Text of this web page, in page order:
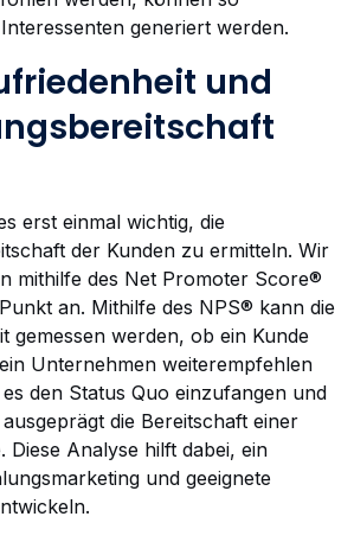
generiert werden.
und
erst einmal wichtig, die
der Kunden zu ermitteln. Wir
mithilfe des Net Promoter Score®
an. Mithilfe des NPS® kann die
gemessen werden, ob ein Kunde
Unternehmen weiterempfehlen
den Status Quo einzufangen und
die Bereitschaft einer
Diese Analyse hilft dabei, ein
und geeignete